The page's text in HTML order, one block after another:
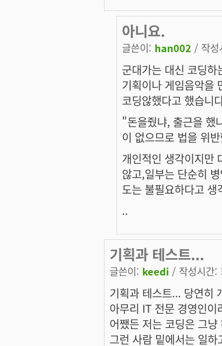
아니요.
글쓴이: han002 / 작
군대가는 대신 코딩
기획이나 게임음악을
코딩않했다고 했습니
"돈을줬냐, 출근을 했
이 없으므로 법을 위
개인적인 생각이지만
않고,일부는 단순히
도는 불필요하다고 생
..
기획과 테스트...
글쓴이: keedi / 작성시간
기획과 테스트... 당연히
아무리 IT 전문 경영인
어쨌든 저는 코딩은 그
그런 사람 밑에서는 일